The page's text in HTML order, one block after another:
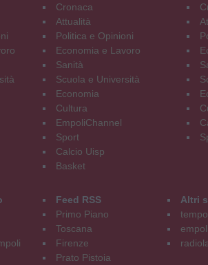
Cronaca
Attualità
Politica e Opinioni
Economia e Lavoro
Sanità
Scuola e Università
Economia
Cultura
EmpoliChannel
Sport
Calcio Uisp
Basket
Feed RSS
Primo Piano
Toscana
Firenze
Prato Pistoia
Altri